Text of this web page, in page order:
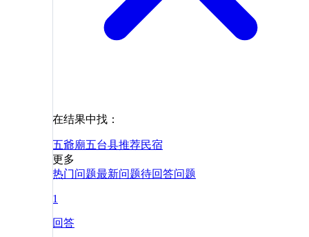
在结果中找：
五爺廟五台县推荐民宿
更多
热门问题最新问题待回答问题
1
回答